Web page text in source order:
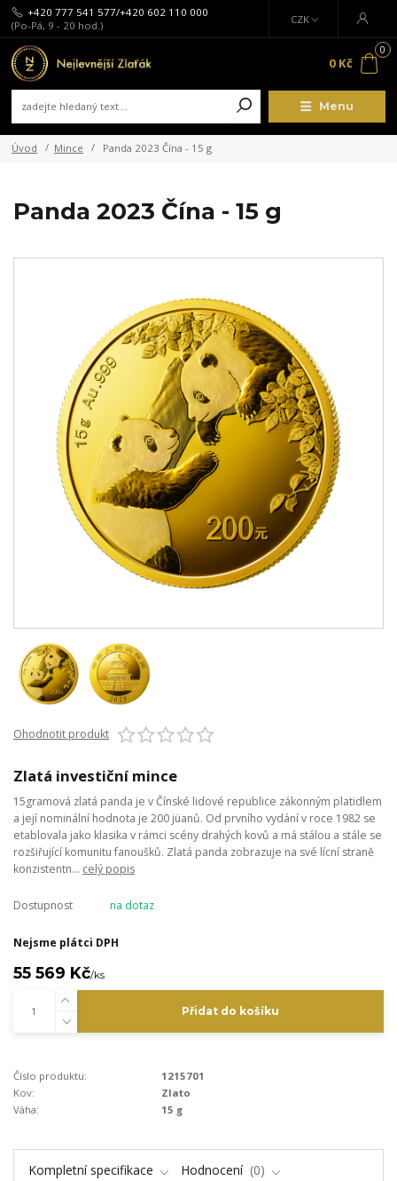
Menu
CZK
+420 777 541 577/+420 602 110 000
(Po-Pá, 9 - 20 hod.)
0
0 Kč
Úvod Mince Panda 2023 Čína - 15 g
Panda 2023 Čína - 15 g
Ohodnotit produkt
Zlatá investiční mince
15gramová zlatá panda je v Čínské lidové republice zákonným platidlem
a její nominální hodnota je 200 jüanů. Od prvního vydání v roce 1982 se
etablovala jako klasika v rámci scény drahých kovů a má stálou a stále se
rozšiřující komunitu fanoušků. Zlatá panda zobrazuje na své lícní straně
konzistentn... celý popis
Dostupnost na dotaz
Nejsme plátci DPH
55 569 Kč/ks
Přidat do košíku
Číslo produktu:
1215701
Kov:
Zlato
Váha:
15 g
Kompletní specifikace Hodnocení
0